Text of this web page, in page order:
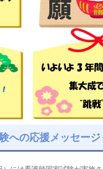
への応援メッセージ